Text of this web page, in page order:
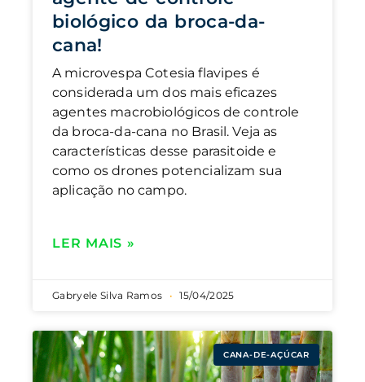
biológico da broca-da-
cana!
A microvespa Cotesia flavipes é
considerada um dos mais eficazes
agentes macrobiológicos de controle
da broca-da-cana no Brasil. Veja as
características desse parasitoide e
como os drones potencializam sua
aplicação no campo.
LER MAIS »
Gabryele Silva Ramos 15/04/2025
CANA-DE-AÇÚCAR